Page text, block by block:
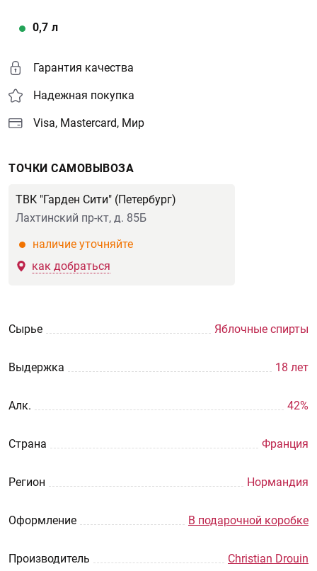
0,7 л
Гарантия качества
Надежная покупка
Visa, Mastercard, Мир
ТОЧКИ САМОВЫВОЗА
ТВК "Гарден Сити" (Петербург)
Лахтинский пр-кт, д. 85Б
наличие уточняйте
как добраться
Сырье Яблочные спирты
Выдержка 18 лет
Aлк. 42%
Страна Франция
Регион Нормандия
Оформление В подарочной коробке
Производитель Christian Drouin